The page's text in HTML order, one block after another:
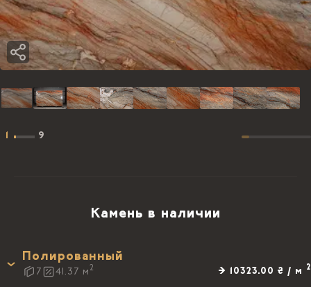
1 9
Камень в наличии
Полированный
7 41.37 м2 → 10323.00 ₴ / м 2